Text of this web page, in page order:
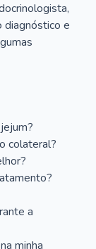
diagnóstico e
colateral?
a
minha